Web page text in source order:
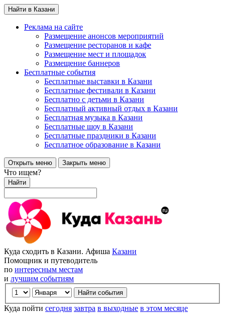
Найти в Казани
Реклама на сайте
Размещение анонсов мероприятий
Размещение ресторанов и кафе
Размещение мест и площадок
Размещение баннеров
Бесплатные события
Бесплатные выставки в Казани
Бесплатные фестивали в Казани
Бесплатно с детьми в Казани
Бесплатный активный отдых в Казани
Бесплатная музыка в Казани
Бесплатные шоу в Казани
Бесплатные праздники в Казани
Бесплатное образование в Казани
Открыть меню Закрыть меню
Что ищем?
Найти
Куда сходить в Казани. Афиша Казани
Помощник и путеводитель
по интересным местам
и лучшим событиям
Куда пойти сегодня завтра в выходные в этом месяце